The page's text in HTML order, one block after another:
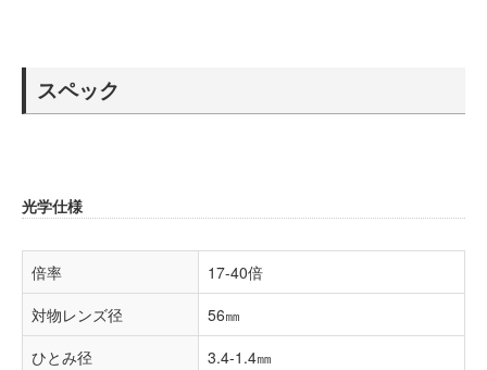
スペック
光学仕様
倍率
17-40倍
対物レンズ径
56㎜
ひとみ径
3.4-1.4㎜